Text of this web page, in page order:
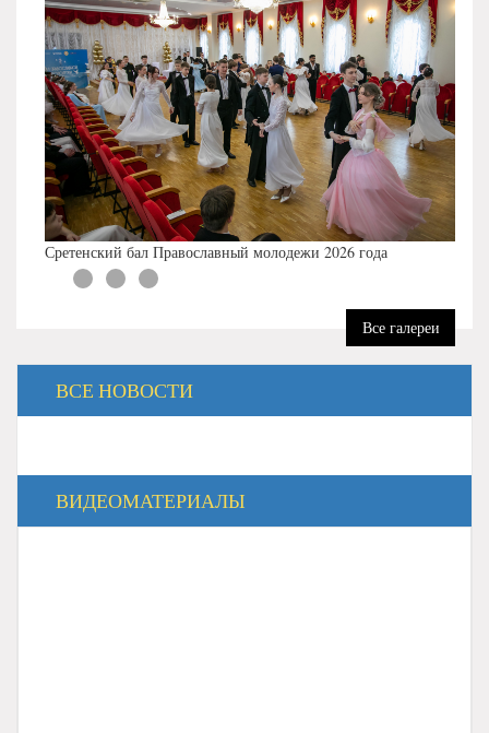
Сретенский бал Православный молодежи 2026 года
Все галереи
ВСЕ НОВОСТИ
ВИДЕОМАТЕРИАЛЫ